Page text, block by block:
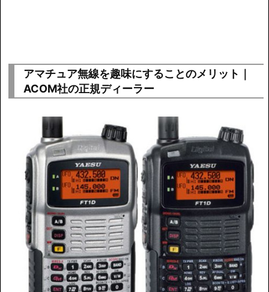
アマチュア無線を趣味にすることのメリット｜
ACOM社の正規ディーラー